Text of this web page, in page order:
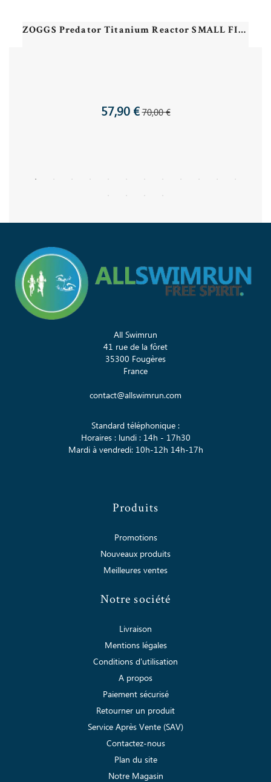
ZOGGS Predator Titanium Reactor SMALL FIT - Grey Turquoise Reactor Titanium - Lunettes Triathlon et natation
57,90 €70,00 €
All Swimrun
41 rue de la fôret
35300 Fougères
France
contact@allswimrun.com
Standard téléphonique :
Horaires : lundi : 14h - 17h30
Mardi à vendredi: 10h-12h 14h-17h
Produits
Promotions
Nouveaux produits
Meilleures ventes
Notre société
Livraison
Mentions légales
Conditions d'utilisation
A propos
Paiement sécurisé
Retourner un produit
Service Après Vente (SAV)
Contactez-nous
Plan du site
Notre Magasin